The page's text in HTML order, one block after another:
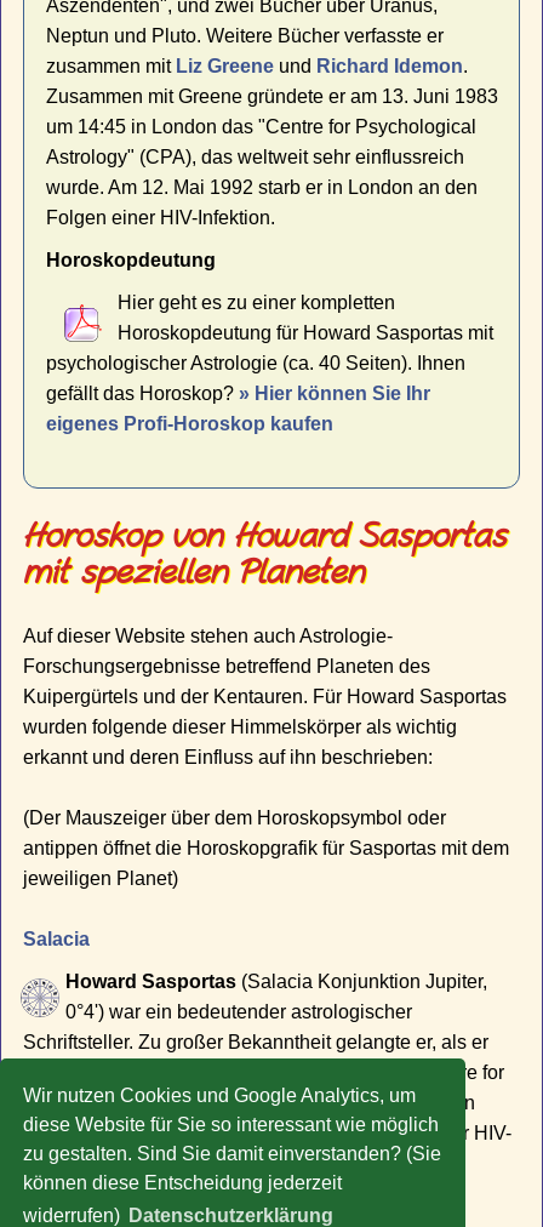
Wir nutzen Cookies und Google Analytics, um
diese Website für Sie so interessant wie möglich
zu gestalten. Sind Sie damit einverstanden? (Sie
können diese Entscheidung jederzeit
widerrufen) Datenschutzerklärung
Aszendenten", und zwei Bücher über Uranus,
Neptun und Pluto. Weitere Bücher verfasste er
zusammen mit Liz Greene und Richard Idemon.
Zusammen mit Greene gründete er am 13. Juni 1983
um 14:45 in London das "Centre for Psychological
Astrology" (CPA), das weltweit sehr einflussreich
wurde. Am 12. Mai 1992 starb er in London an den
Folgen einer HIV-Infektion.
Horoskopdeutung
Hier geht es zu einer kompletten
Horoskopdeutung für Howard Sasportas mit
psychologischer Astrologie (ca. 40 Seiten). Ihnen
gefällt das Horoskop?» Hier können Sie Ihr
eigenes Profi-Horoskop kaufen
Horoskop von Howard Sasportas
mit speziellen Planeten
Auf dieser Website stehen auch Astrologie-
Forschungsergebnisse betreffend Planeten des
Kuipergürtels und der Kentauren. Für Howard Sasportas
wurden folgende dieser Himmelskörper als wichtig
erkannt und deren Einfluss auf ihn beschrieben:
(Der Mauszeiger über dem Horoskopsymbol oder
antippen öffnet die Horoskopgrafik für Sasportas mit dem
jeweiligen Planet)
Salacia
Howard Sasportas (Salacia Konjunktion Jupiter,
0°4') war ein bedeutender astrologischer
Schriftsteller. Zu großer Bekanntheit gelangte er, als er
zusammen mit der Astrologin Liz Greene das "Centre for
Psychological Astrology" gründete. Nach drei Jahren
schwerer Krankheit erlag er 1992 den Folgen seiner HIV-
Infektion.
» Zu weiteren Promi-Horoskopen